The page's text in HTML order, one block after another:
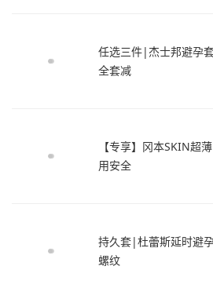
任选三件|杰士邦避孕
全套减
【专享】冈本SKIN超
用安全
持久套|杜蕾斯延时避
螺纹